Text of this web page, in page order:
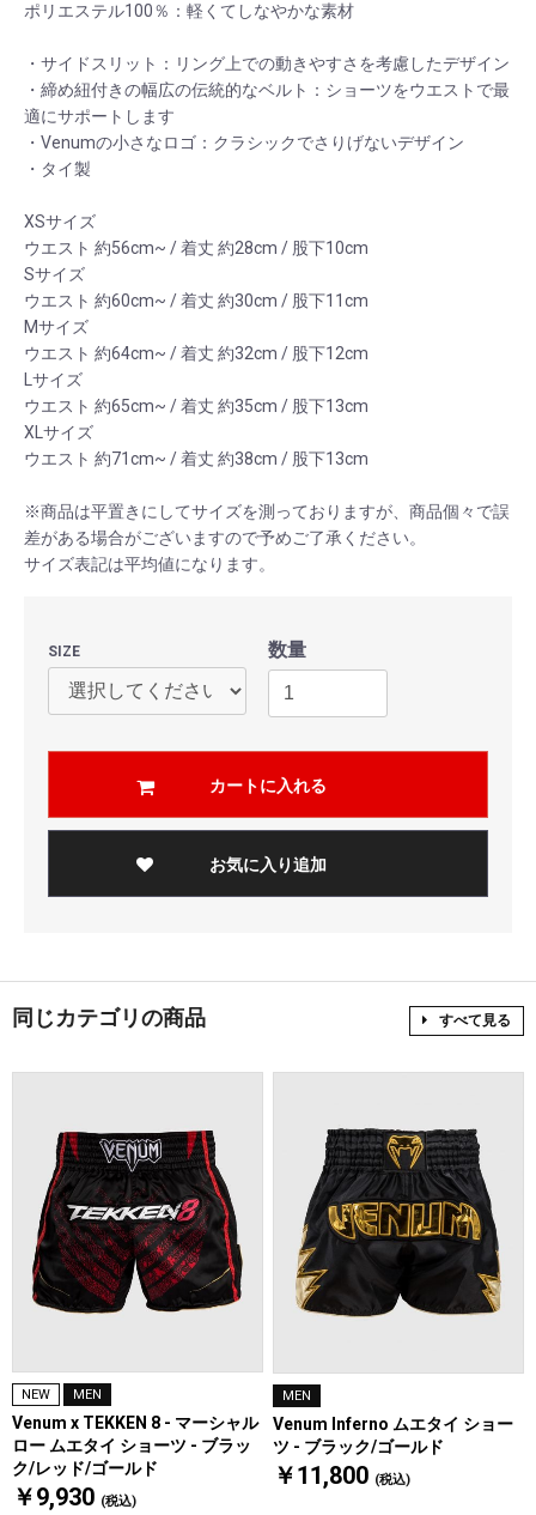
ポリエステル100％：軽くてしなやかな素材
・サイドスリット：リング上での動きやすさを考慮したデザイン
・締め紐付きの幅広の伝統的なベルト：ショーツをウエストで最
適にサポートします
・Venumの小さなロゴ：クラシックでさりげないデザイン
・タイ製
XSサイズ
ウエスト 約56cm~ / 着丈 約28cm / 股下10cm
Sサイズ
ウエスト 約60cm~ / 着丈 約30cm / 股下11cm
Mサイズ
ウエスト 約64cm~ / 着丈 約32cm / 股下12cm
Lサイズ
ウエスト 約65cm~ / 着丈 約35cm / 股下13cm
XLサイズ
ウエスト 約71cm~ / 着丈 約38cm / 股下13cm
※商品は平置きにしてサイズを測っておりますが、商品個々で誤
差がある場合がございますので予めご了承ください。
サイズ表記は平均値になります。
SIZE 数量
カートに入れる
お気に入り追加
同じカテゴリの商品 すべて見る
NEW MEN
Venum x TEKKEN 8 - マーシャル
ロー ムエタイ ショーツ - ブラッ
ク/レッド/ゴールド
￥9,930 (税込)
MEN
Venum Inferno ムエタイ ショー
ツ - ブラック/ゴールド
￥11,800 (税込)